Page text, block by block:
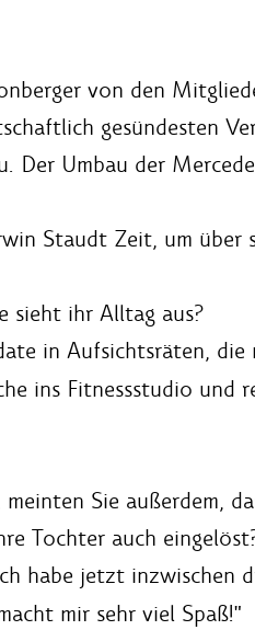
von den
gesündesten
Der Umbau der
Staudt Zeit, um
sieht ihr Alltag aus?
in Aufsichtsräten,
ins Fitnessstudio und
Sie außerdem,
Tochter auch
habe jetzt
mir sehr viel Spaß!"